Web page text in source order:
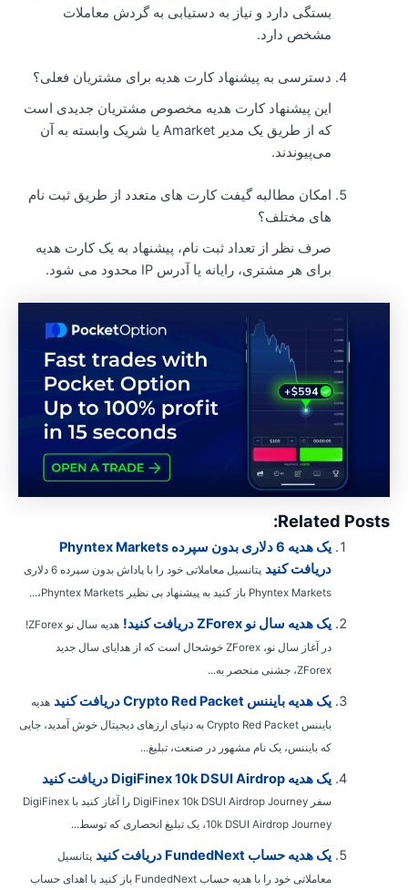
بستگی دارد و نیاز به دستیابی به گردش معاملات
مشخص دارد.
دسترسی به پیشنهاد کارت هدیه برای مشتریان فعلی؟
این پیشنهاد کارت هدیه مخصوص مشتریان جدیدی است
که از طریق یک مدیر Amarket یا شریک وابسته به آن
می‌پیوندند.
امکان مطالبه گیفت کارت های متعدد از طریق ثبت نام
های مختلف؟
صرف نظر از تعداد ثبت نام، پیشنهاد به یک کارت هدیه
برای هر مشتری، رایانه یا آدرس IP محدود می شود.
Related
یک هدیه 6 دلاری بدون سپرده Phyntex Markets
دریافت کنید
پتانسیل معاملاتی خود را با پاداش بدون سپرده 6 دلاری
Phyntex Markets باز کنید به پیشنهاد بی نظیر Phyntex Markets،...
یک هدیه سال نو ZForex دریافت کنید!
هدیه سال نو ZForex!
در آغاز سال نو، ZForex خوشحال است که از هدایای سال جدید
ZForex، جشنی منحصر به...
یک هدیه بایننس Crypto Red Packet دریافت کنید
هدیه
بایننس Crypto Red Packet به دنیای ارزهای دیجیتال خوش آمدید، جایی
که بایننس، یک نام مشهور در صنعت، تبلیغ...
یک هدیه DigiFinex 10k DSUI Airdrop دریافت کنید
سفر DigiFinex 10k DSUI Airdrop Journey را آغاز کنید با DigiFinex
10k DSUI Airdrop Journey، یک تبلیغ انحصاری که توسط...
یک هدیه حساب FundedNext دریافت کنید
پتانسیل
معاملاتی خود را با هدیه حساب FundedNext باز کنید با اهدای حساب